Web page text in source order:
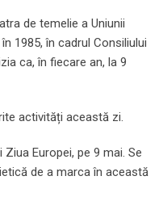
de temelie a Uniunii
1985, în cadrul Consiliului
ca, în fiecare an, la 9
activități această zi.
Europei, pe 9 mai. Se
de a marca în această